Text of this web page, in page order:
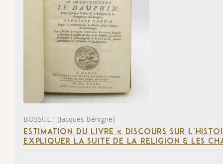
BOSSUET (Jacques Bénigne)
ESTIMATION DU LIVRE « DISCOURS SUR
EXPLIQUER LA SUITE DE LA RELIGION & LES